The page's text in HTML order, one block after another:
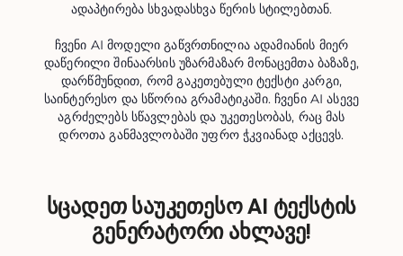
ადაპტირება სხვადასხვა წერის სტილებთან.
ჩვენი AI მოდელი გაწვრთნილია ადამიანის მიერ
დაწერილი შინაარსის უზარმაზარ მონაცემთა ბაზაზე,
დარწმუნდით, რომ გაკეთებული ტექსტი კარგი,
საინტერესო და სწორია გრამატიკაში. ჩვენი AI ასევე
აგრძელებს სწავლებას და უკეთესობას, რაც მას
დროთა განმავლობაში უფრო ჭკვიანად აქცევს.
სცადეთ საუკეთესო AI ტექსტის
გენერატორი ახლავე!